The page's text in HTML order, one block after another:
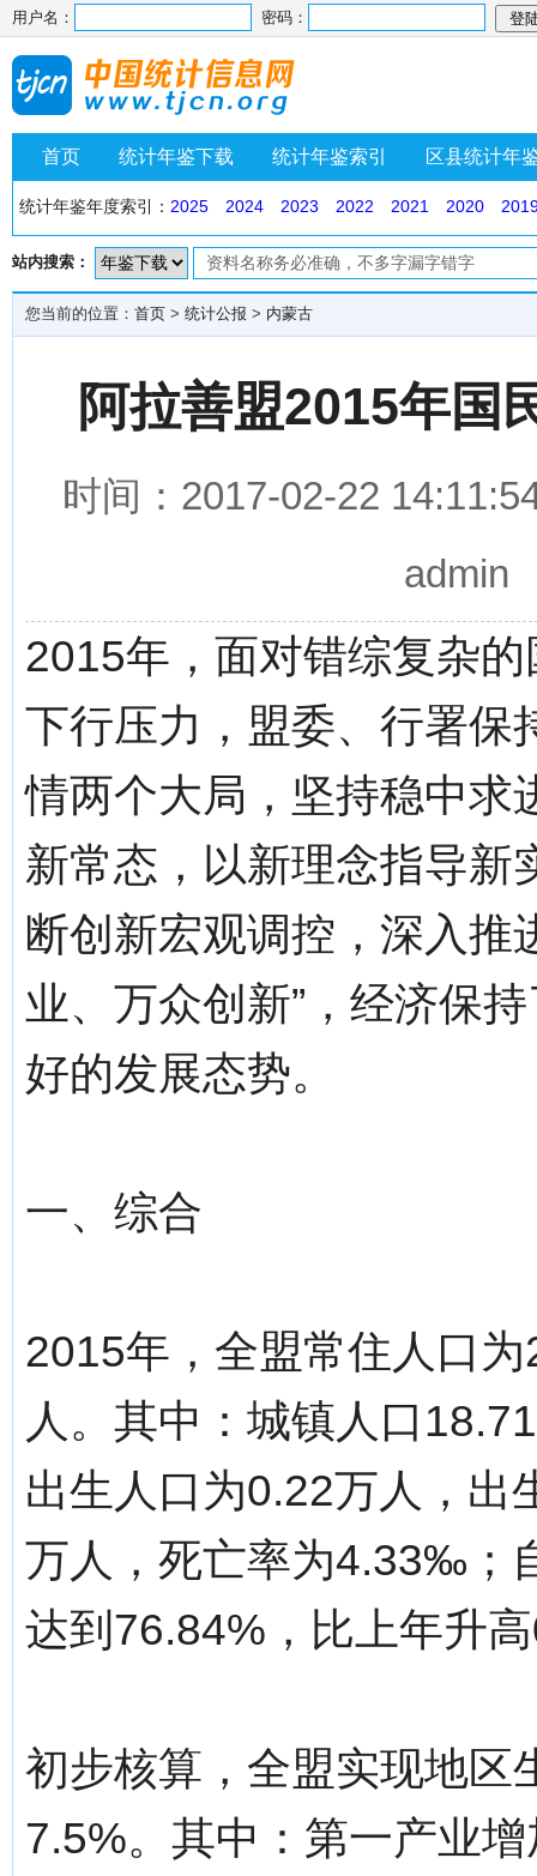
用户名： 密码：
首页 统计年鉴下载 统计年鉴索引 区县统计年
统计年鉴年度索引： 2025 2024 2023 2022 2021 2020
站内搜索：
您当前的位置： 首页 > 统计公报 > 内蒙古
阿拉善盟2015年国
时间：2017-02-22
admin
2015年，面对错综复杂
下行压力，盟委、行署保
情两个大局，坚持稳中求
新常态，以新理念指导新
断创新宏观调控，深入推
业、万众创新”，经济保
好的发展态势。
一、综合
2015年，全盟常住人口
人。其中：城镇人口
出生人口为0.22万人，
万人，死亡率为4.33‰；
达到76.84%，比上年升
初步核算，全盟实现地区
7.5%。其中：第一产业